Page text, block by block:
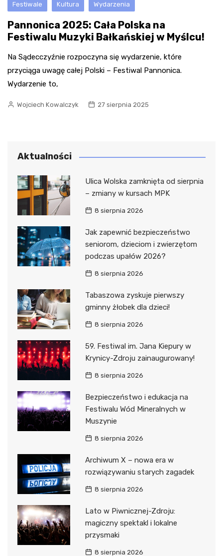
Festiwale Kultura Wydarzenia
Pannonica 2025: Cała Polska na
Festiwalu Muzyki Bałkańskiej w Myślcu!
Na Sądecczyźnie rozpoczyna się wydarzenie, które
przyciąga uwagę całej Polski – Festiwal Pannonica.
Wydarzenie to,
Wojciech Kowalczyk 27 sierpnia 2025
Aktualności
Ulica Wolska zamknięta od sierpnia
– zmiany w kursach MPK
8 sierpnia 2026
Jak zapewnić bezpieczeństwo
seniorom, dzieciom i zwierzętom
podczas upałów 2026?
8 sierpnia 2026
Tabaszowa zyskuje pierwszy
gminny żłobek dla dzieci!
8 sierpnia 2026
59. Festiwal im. Jana Kiepury w
Krynicy-Zdroju zainaugurowany!
8 sierpnia 2026
Bezpieczeństwo i edukacja na
Festiwalu Wód Mineralnych w
Muszynie
8 sierpnia 2026
Archiwum X – nowa era w
rozwiązywaniu starych zagadek
8 sierpnia 2026
Lato w Piwnicznej-Zdroju:
magiczny spektakl i lokalne
przysmaki
8 sierpnia 2026